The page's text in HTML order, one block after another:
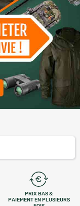
PRIX BAS &
PAIEMENT EN PLUSIEURS